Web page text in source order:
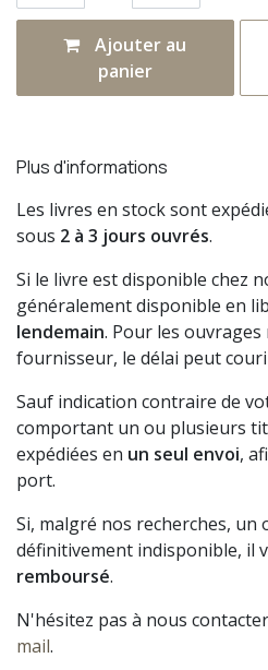
Ajouter au
panier
Plus d'informations
Les livres en stock sont
sous 2 à 3 jours ouvrés.
Si le livre est disponible chez
généralement disponible en
lendemain. Pour les
fournisseur, le délai peut
Sauf indication contraire de
comportant un ou plusieurs
expédiées en un seul envoi,
port.
Si, malgré nos recherches, un
définitivement indisponible, il
remboursé.
N'hésitez pas à nous
mail.